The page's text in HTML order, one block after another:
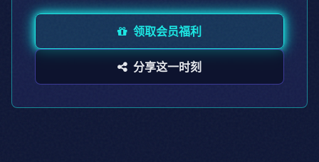
领取会员福利
分享这一时刻